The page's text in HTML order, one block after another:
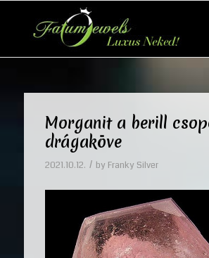
Morganit a berill
drágaköve
2021.10.12. / by Franky Silver